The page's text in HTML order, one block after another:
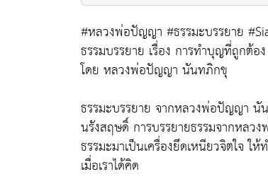
#หลวงพ่อปัญญา #ธรรมะบรรยาย
ธรรมบรรยาย เรื่อง การทำบุญที่ถูกต้อง
โดย หลวงพ่อปัญญา นันทภิกขุ
ธรรมะบรรยาย จากหลวงพ่อปัญญา
นรังสฤษดิ์ การบรรยายธรรมจากหลว
ธรรมะมาเป็นเครื่องยึดเหนียวจิตใจ
เมื่อเราได้คิด